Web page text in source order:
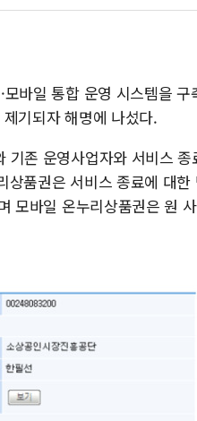
[속보] 민주, 강원
[속보] 민주, 강
정재헌 CEO,
최태원, 노소영
하나금융, 명동
인천시 광복절
병무청, 보충역
홈플러스發 대
'호우·산사태
바일 통합 운영 시스템을 구
기되자 해명에 나섰다.
기존 운영사업자와 서비스 종
품권은 서비스 종료에 대한
모바일 온누리상품권은 원